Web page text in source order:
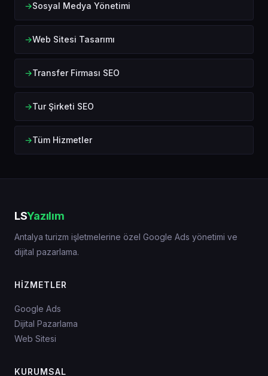
Sosyal Medya Yönetimi
Web Sitesi Tasarımı
Transfer Firması SEO
Tur Şirketi SEO
Tüm Hizmetler
LSYazılım
Antalya turizm işletmelerine özel Google Ads yönetimi ve
dijital pazarlama.
HIZMETLER
Google Ads
Dijital Pazarlama
Web Sitesi
KURUMSAL